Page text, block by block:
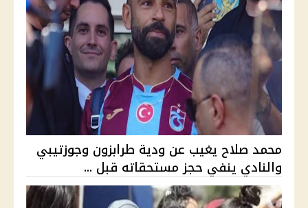
محمد صلاح يغيب عن ودية طرابزون وجوزتيبي
والنادي ينفي حجز مستحقاته قبل ...